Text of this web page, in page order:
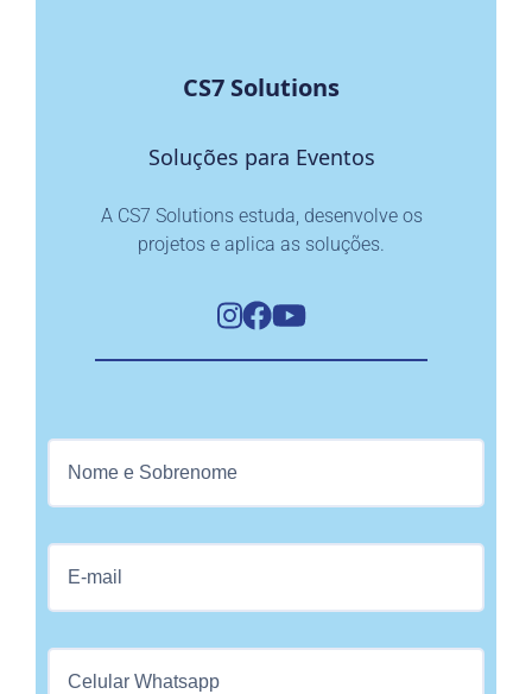
CS7 Solutions
Soluções para Eventos
A CS7 Solutions estuda, desenvolve os
projetos e aplica as soluções.